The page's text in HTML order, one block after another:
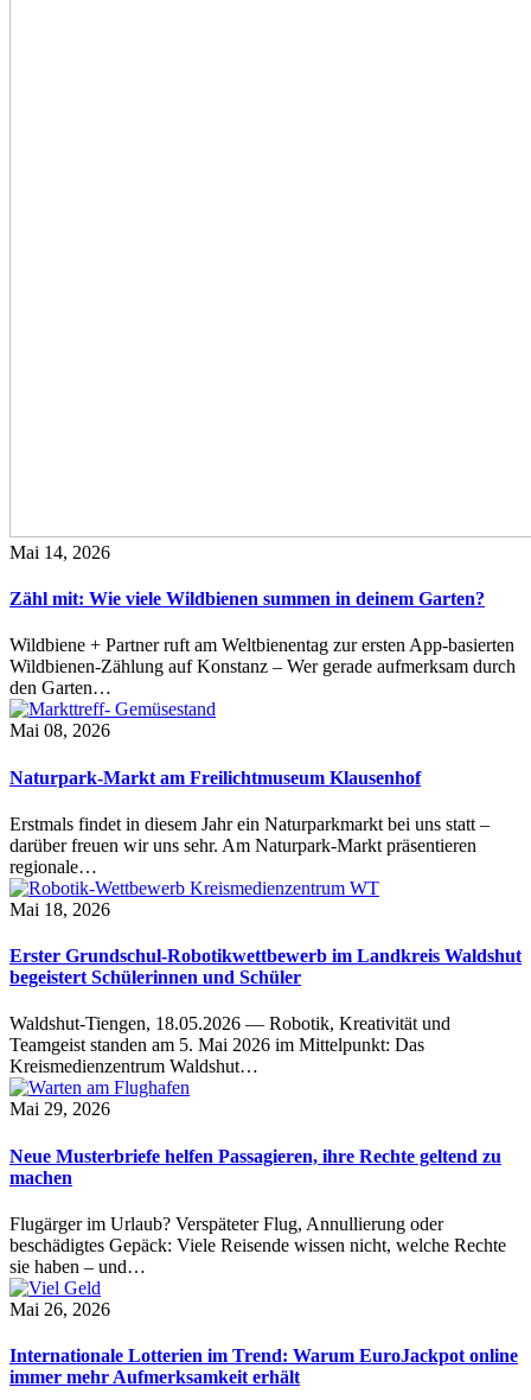
Mai 14, 2026
Zähl mit: Wie viele Wildbienen summen in deinem Garten?
Wildbiene + Partner ruft am Weltbienentag zur ersten App-basierten
Wildbienen-Zählung auf Konstanz – Wer gerade aufmerksam durch
den Garten…
Mai 08, 2026
Naturpark-Markt am Freilichtmuseum Klausenhof
Erstmals findet in diesem Jahr ein Naturparkmarkt bei uns statt –
darüber freuen wir uns sehr. Am Naturpark-Markt präsentieren
regionale…
Mai 18, 2026
Erster Grundschul-Robotikwettbewerb im Landkreis Waldshut
begeistert Schülerinnen und Schüler
Waldshut-Tiengen, 18.05.2026 — Robotik, Kreativität und
Teamgeist standen am 5. Mai 2026 im Mittelpunkt: Das
Kreismedienzentrum Waldshut…
Mai 29, 2026
Neue Musterbriefe helfen Passagieren, ihre Rechte geltend zu
machen
Flugärger im Urlaub? Verspäteter Flug, Annullierung oder
beschädigtes Gepäck: Viele Reisende wissen nicht, welche Rechte
sie haben – und…
Mai 26, 2026
Internationale Lotterien im Trend: Warum EuroJackpot online
immer mehr Aufmerksamkeit erhält